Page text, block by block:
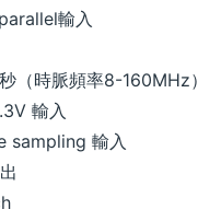
輸入
（時脈頻率8-160MHz）
輸入
sampling 輸入